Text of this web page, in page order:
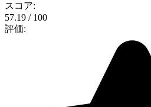
スコア:
57.19 / 100
評価: